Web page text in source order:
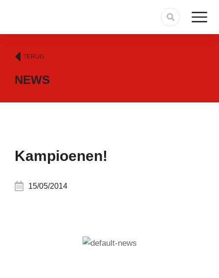
TERUG
NEWS
Kampioenen!
15/05/2014